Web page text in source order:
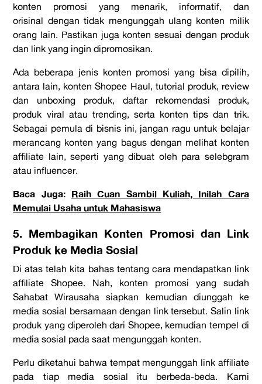
konten promosi yang menarik, informatif, dan
orisinal dengan tidak mengunggah ulang konten milik
orang lain. Pastikan juga konten sesuai dengan produk
dan link yang ingin dipromosikan.
Ada beberapa jenis konten promosi yang bisa dipilih,
antara lain, kontenShopee Haul, tutorial produk, review
dan unboxing produk, daftar rekomendasi produk,
produk viral atau trending, serta konten tips dan trik.
Sebagai pemula di bisnis ini, jangan ragu untuk belajar
merancang konten yang bagus dengan melihat konten
affiliate lain, seperti yang dibuat oleh para selebgram
atau influencer.
Baca Juga: Raih Cuan Sambil Kuliah, Inilah Cara
Memulai Usaha untuk Mahasiswa
5. Membagikan Konten Promosi dan Link
Produk ke Media Sosial
Di atas telah kita bahas tentang cara mendapatkan link
affiliate Shopee. Nah, konten promosi yang sudah
Sahabat Wirausaha siapkan kemudian diunggah ke
media sosial bersamaan dengan link tersebut. Salin link
produk yang diperoleh dari Shopee, kemudian tempel di
media sosial pada saat mengunggah konten.
Perlu diketahui bahwa tempat mengunggah link affiliate
pada tiap media sosial itu berbeda-beda. Kami